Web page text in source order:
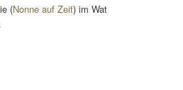
(Nonne auf Zeit) im Wat